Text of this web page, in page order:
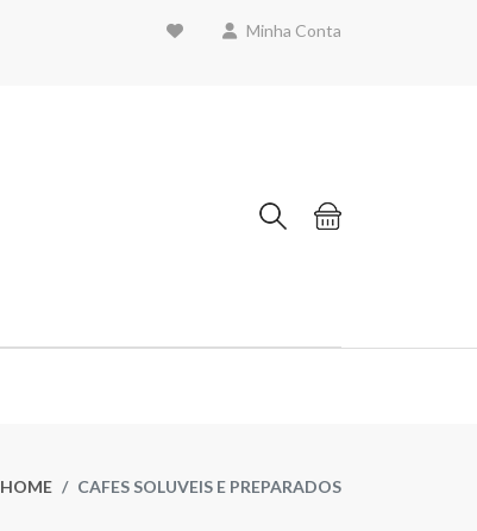
Minha Conta
HOME CAFES SOLUVEIS E PREPARADOS